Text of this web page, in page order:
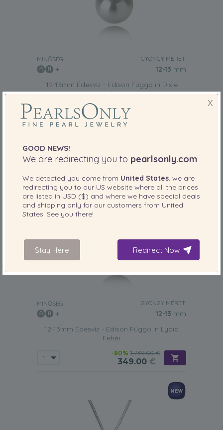
MINŐSÉG: GYÖNGY MÉRET:
12-13 mm
12-13mm Édesvíz - Edison Függo in Dixie
Fehér
-80%1,599.00 €
319.00
MINŐSÉG: GYÖNGY MÉRET:
12-13 mm
12-13mm Édesvíz - Edison Függo in Lydia
Fehér
-80% 1,739.00 €
349.00 €
X
GOOD NEWS!
We are redirecting you to pearlsonly.com
We detected you come from United States , we are
redirecting you to our US website where all the prices
are listed in USD ($) and where we have special deals
and shipping only for our customers from United
States . See you there!
Stay Here Redirect Now